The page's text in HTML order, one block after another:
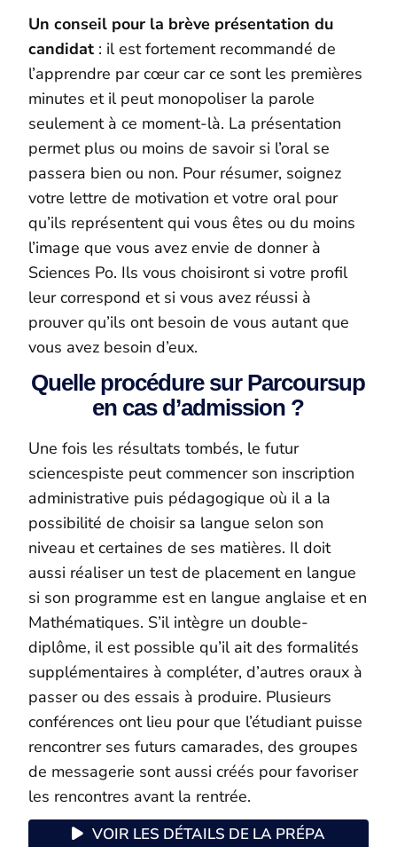
Un conseil pour la brève présentation du
candidat : il est fortement recommandé de
l’apprendre par cœur car ce sont les premières
minutes et il peut monopoliser la parole
seulement à ce moment-là. La présentation
permet plus ou moins de savoir si l’oral se
passera bien ou non. Pour résumer, soignez
votre lettre de motivation et votre oral pour
qu’ils représentent qui vous êtes ou du moins
l’image que vous avez envie de donner à
Sciences Po. Ils vous choisiront si votre profil
leur correspond et si vous avez réussi à
prouver qu’ils ont besoin de vous autant que
vous avez besoin d’eux.
Quelle procédure sur Parcoursup
en cas d’admission ?
Une fois les résultats tombés, le futur
sciencespiste peut commencer son inscription
administrative puis pédagogique où il a la
possibilité de choisir sa langue selon son
niveau et certaines de ses matières. Il doit
aussi réaliser un test de placement en langue
si son programme est en langue anglaise et en
Mathématiques. S’il intègre un double-
diplôme, il est possible qu’il ait des formalités
supplémentaires à compléter, d’autres oraux à
passer ou des essais à produire. Plusieurs
conférences ont lieu pour que l’étudiant puisse
rencontrer ses futurs camarades, des groupes
de messagerie sont aussi créés pour favoriser
les rencontres avant la rentrée.
VOIR LES DÉTAILS DE LA PRÉPA